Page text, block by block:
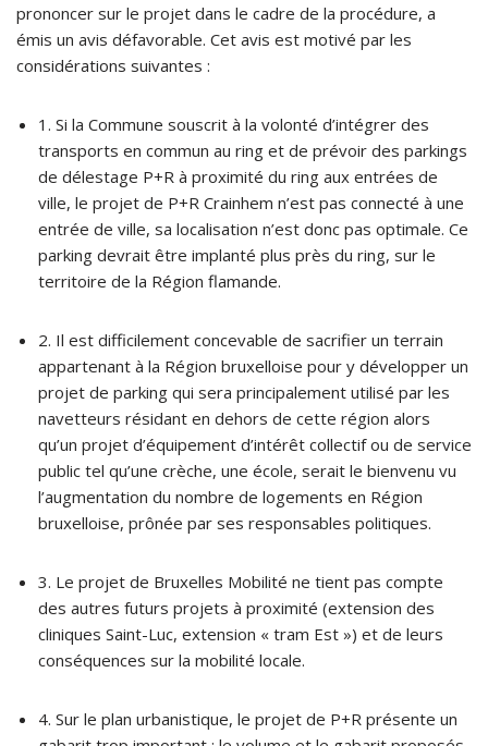
prononcer sur le projet dans le cadre de la procédure, a
émis un avis défavorable. Cet avis est motivé par les
considérations suivantes :
1. Si la Commune souscrit à la volonté d’intégrer des
transports en commun au ring et de prévoir des parkings
de délestage P+R à proximité du ring aux entrées de
ville, le projet de P+R Crainhem n’est pas connecté à une
entrée de ville, sa localisation n’est donc pas optimale. Ce
parking devrait être implanté plus près du ring, sur le
territoire de la Région flamande.
2. Il est difficilement concevable de sacrifier un terrain
appartenant à la Région bruxelloise pour y développer un
projet de parking qui sera principalement utilisé par les
navetteurs résidant en dehors de cette région alors
qu’un projet d’équipement d’intérêt collectif ou de service
public tel qu’une crèche, une école, serait le bienvenu vu
l’augmentation du nombre de logements en Région
bruxelloise, prônée par ses responsables politiques.
3. Le projet de Bruxelles Mobilité ne tient pas compte
des autres futurs projets à proximité (extension des
cliniques Saint-Luc, extension « tram Est ») et de leurs
conséquences sur la mobilité locale.
4. Sur le plan urbanistique, le projet de P+R présente un